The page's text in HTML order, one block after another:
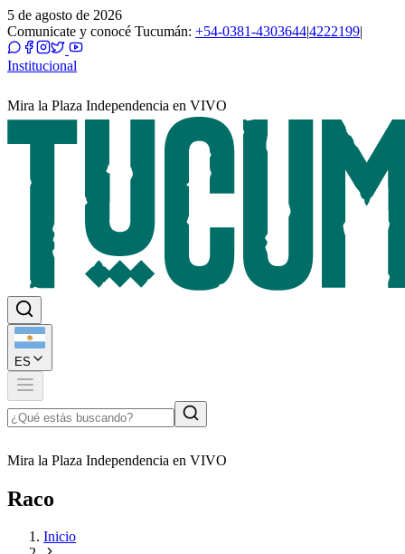
5 de agosto de 2026
Comunicate y conocé Tucumán: +54-0381-4303644|4222199|
Institucional
Mira la Plaza Independencia en VIVO
ES
Mira la Plaza Independencia en VIVO
Raco
Inicio